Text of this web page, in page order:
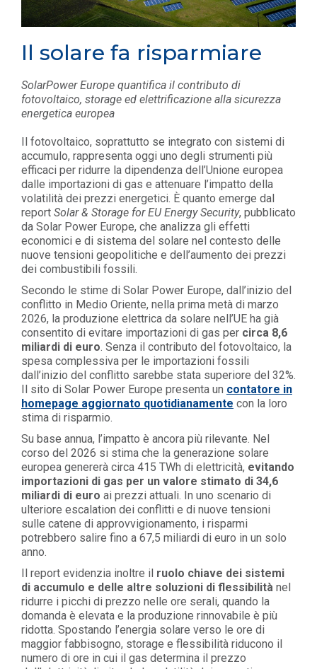
Il solare fa risparmiare
SolarPower Europe quantifica il contributo di
fotovoltaico, storage ed elettrificazione alla sicurezza
energetica europea
Il fotovoltaico, soprattutto se integrato con sistemi di
accumulo, rappresenta oggi uno degli strumenti più
efficaci per ridurre la dipendenza dell’Unione europea
dalle importazioni di gas e attenuare l’impatto della
volatilità dei prezzi energetici. È quanto emerge dal
report Solar & Storage for EU Energy Security, pubblicato
da Solar Power Europe, che analizza gli effetti
economici e di sistema del solare nel contesto delle
nuove tensioni geopolitiche e dell’aumento dei prezzi
dei combustibili fossili.
Secondo le stime di Solar Power Europe, dall’inizio del
conflitto in Medio Oriente, nella prima metà di marzo
2026, la produzione elettrica da solare nell’UE ha già
consentito di evitare importazioni di gas per circa 8,6
miliardi di euro. Senza il contributo del fotovoltaico, la
spesa complessiva per le importazioni fossili
dall’inizio del conflitto sarebbe stata superiore del 32%.
Il sito di Solar Power Europe presenta un contatore in
homepage aggiornato quotidianamente con la loro
stima di risparmio.
Su base annua, l’impatto è ancora più rilevante. Nel
corso del 2026 si stima che la generazione solare
europea genererà circa 415 TWh di elettricità, evitando
importazioni di gas per un valore stimato di 34,6
miliardi di euro ai prezzi attuali. In uno scenario di
ulteriore escalation dei conflitti e di nuove tensioni
sulle catene di approvvigionamento, i risparmi
potrebbero salire fino a 67,5 miliardi di euro in un solo
anno.
Il report evidenzia inoltre il ruolo chiave dei sistemi
di accumulo e delle altre soluzioni di flessibilità nel
ridurre i picchi di prezzo nelle ore serali, quando la
domanda è elevata e la produzione rinnovabile è più
ridotta. Spostando l’energia solare verso le ore di
maggior fabbisogno, storage e flessibilità riducono il
numero di ore in cui il gas determina il prezzo